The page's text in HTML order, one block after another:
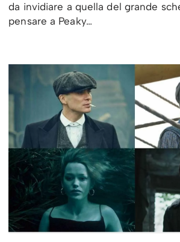
da invidiare a quella del grande
pensare a Peaky…